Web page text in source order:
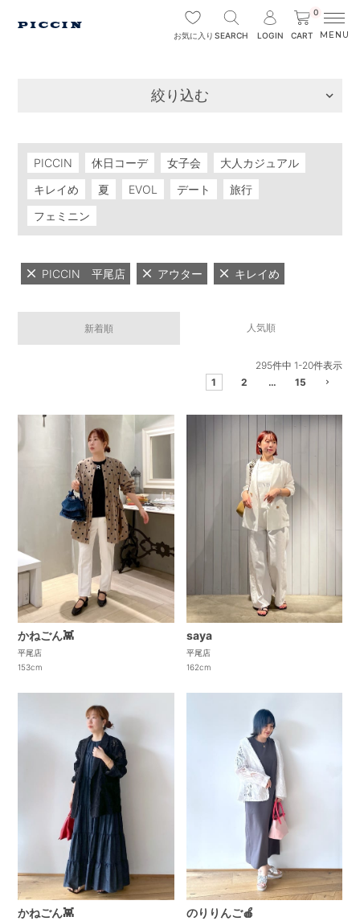
お気に入り SEARCH LOGIN
0
CART
絞り込む
PICCIN 休日コーデ 女子会
大人カジュアル
キレイめ
夏 EVOL デート
旅行
フェミニン
PICCIN 平尾店 アウター キレイめ
新着順 人気順
295件中 1-20件表示
1
2 … 15
かねごん👾
平尾店
153cm
saya
平尾店
162cm
かねごん👾 のりりんご🍎